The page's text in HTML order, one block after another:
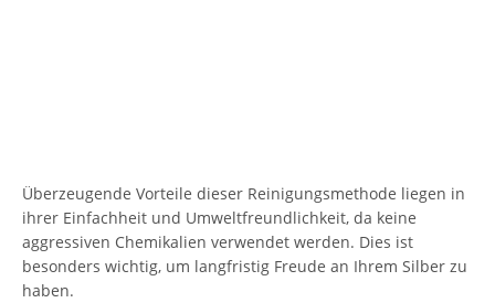
Überzeugende Vorteile dieser Reinigungsmethode liegen in
ihrer Einfachheit und Umweltfreundlichkeit, da keine
aggressiven Chemikalien verwendet werden. Dies ist
besonders wichtig, um langfristig Freude an Ihrem Silber zu
haben.